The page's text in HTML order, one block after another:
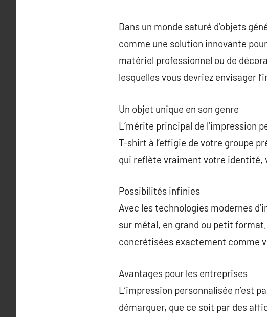
Dans un monde saturé d’objets
comme une solution innovante
matériel professionnel ou de
lesquelles vous devriez envisager
Un objet unique en son genre
L’mérite principal de l’impression
T-shirt à l’effigie de votre groupe
qui reflète vraiment votre identité,
Possibilités infinies
Avec les technologies modernes
sur métal, en grand ou petit
concrétisées exactement comme
Avantages pour les entreprises
L’impression personnalisée n’est
démarquer, que ce soit par des